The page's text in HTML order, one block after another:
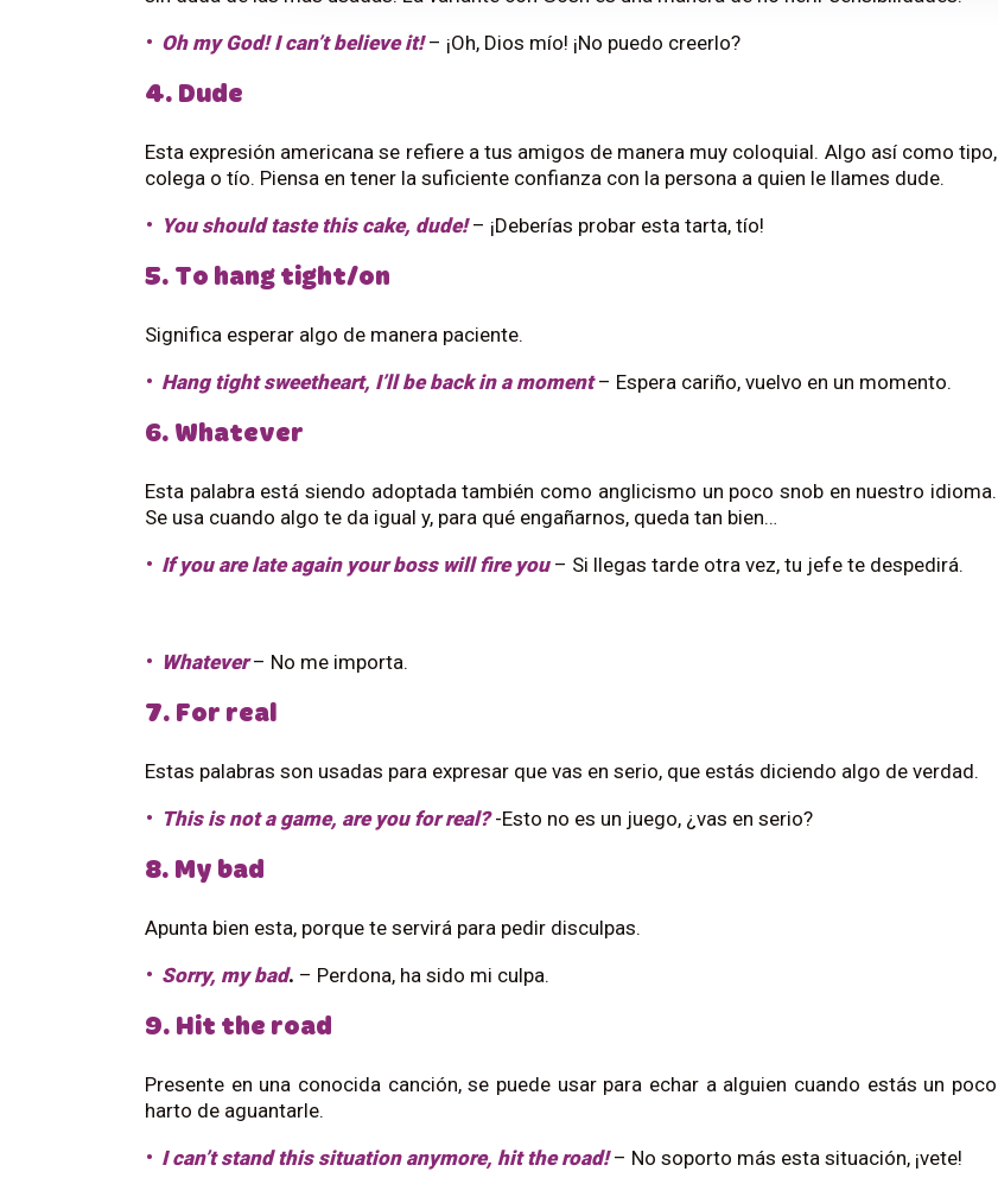
Oh my God! I can’t believe it! – ¡Oh, Dios mío! ¡No puedo creerlo?
4. Dude
Esta expresión americana se refiere a tus amigos de manera muy coloquial. Algo así como tipo,
colega o tío. Piensa en tener la suficiente confianza con la persona a quien le llames dude.
You should taste this cake, dude!– ¡Deberías probar esta tarta, tío!
5. To hang tight/on
Significa esperar algo de manera paciente.
Hang tight sweetheart, I’ll be back in a moment– Espera cariño, vuelvo en un momento.
6. Whatever
Esta palabra está siendo adoptada también como anglicismo un poco snob en nuestro idioma.
Se usa cuando algo te da igual y, para qué engañarnos, queda tan bien…
If you are late again your boss will fire you – Si llegas tarde otra vez, tu jefe te despedirá.
Whatever – No me importa.
7. For real
Estas palabras son usadas para expresar que vas en serio, que estás diciendo algo de verdad.
This is not a game, are you for real?-Esto no es un juego, ¿vas en serio?
8. My bad
Apunta bien esta, porque te servirá para pedir disculpas.
Sorry, my bad. – Perdona, ha sido mi culpa.
9. Hit the road
Presente en una conocida canción, se puede usar para echar a alguien cuando estás un poco
harto de aguantarle.
I can’t stand this situation anymore, hit the road! – No soporto más esta situación, ¡vete!